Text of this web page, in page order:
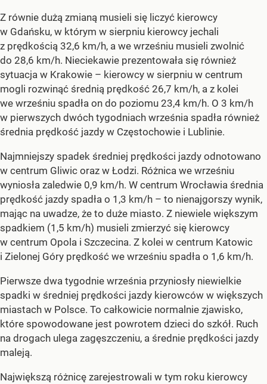
Z równie dużą zmianą musieli się liczyć kierowcy
w Gdańsku, w którym w sierpniu kierowcy jechali
z prędkością 32,6 km/h, a we wrześniu musieli zwolnić
do 28,6 km/h. Nieciekawie prezentowała się również
sytuacja w Krakowie – kierowcy w sierpniu w centrum
mogli rozwinąć średnią prędkość 26,7 km/h, a z kolei
we wrześniu spadła on do poziomu 23,4 km/h. O 3 km/h
w pierwszych dwóch tygodniach września spadła również
średnia prędkość jazdy w Częstochowie i Lublinie.
Najmniejszy spadek średniej prędkości jazdy odnotowano
w centrum Gliwic oraz w Łodzi. Różnica we wrześniu
wyniosła zaledwie 0,9 km/h. W centrum Wrocławia średnia
prędkość jazdy spadła o 1,3 km/h – to nienajgorszy wynik,
mając na uwadze, że to duże miasto. Z niewiele większym
spadkiem (1,5 km/h) musieli zmierzyć się kierowcy
w centrum Opola i Szczecina. Z kolei w centrum Katowic
i Zielonej Góry prędkość we wrześniu spadła o 1,6 km/h.
Pierwsze dwa tygodnie września przyniosły niewielkie
spadki w średniej prędkości jazdy kierowców w większych
miastach w Polsce. To całkowicie normalnie zjawisko,
które spowodowane jest powrotem dzieci do szkół. Ruch
na drogach ulega zagęszczeniu, a średnie prędkości jazdy
maleją.
Największą różnicę zarejestrowali w tym roku kierowcy